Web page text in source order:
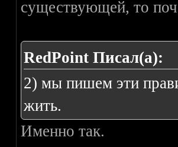
существующей, то
RedPoint Писал(а):
2) мы пишем эти
жить.
Именно так.